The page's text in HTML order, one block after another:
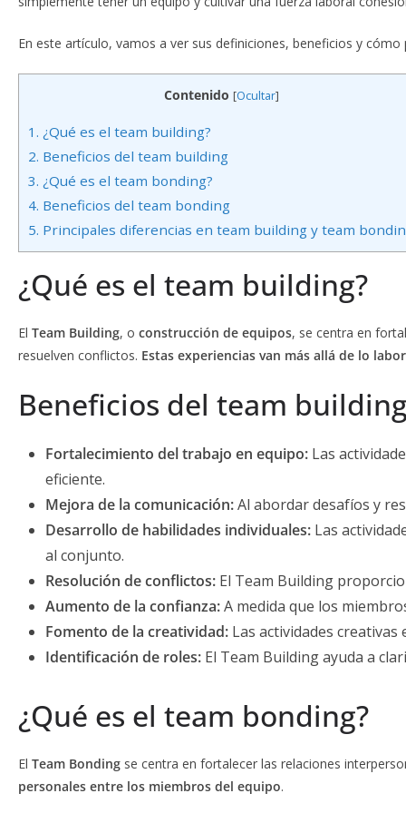
En este artículo, vamos a ver sus definiciones, beneficios y
Contenido [Ocultar]
1. ¿Qué es el team building?
2. Beneficios del team building
3. ¿Qué es el team bonding?
4. Beneficios del team bonding
5. Principales diferencias en team building y team
¿Qué es el team building?
El Team Building, o construcción de equipos, se centra en
resuelven conflictos. Estas experiencias van más allá de lo
Beneficios del team
Fortalecimiento del trabajo en equipo: Las
eficiente.
Mejora de la comunicación:Al abordar desafíos y
Desarrollo de habilidades individuales: Las
al conjunto.
Resolución de conflictos: El Team Building
Aumento de la confianza:A medida que los
Fomento de la creatividad: Las actividades
Identificación de roles: El Team Building ayuda a
¿Qué es el team bonding?
El Team Bonding se centra en fortalecer las relaciones
personales entre los miembros del equipo.